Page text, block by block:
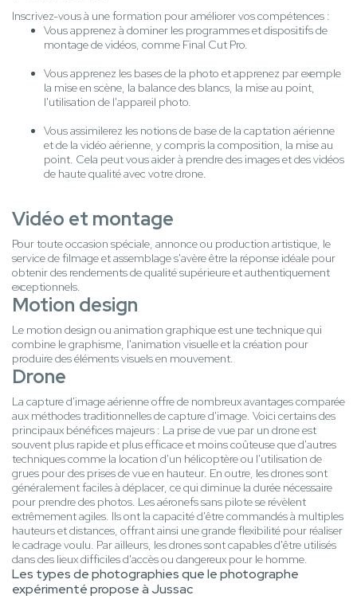
Inscrivez-vous à une formation pour améliorer vos compétences :
Vous apprenez à dominer les programmes et dispositifs de
montage de vidéos, comme Final Cut Pro.
Vous apprenez les bases de la photo et apprenez par exemple
la mise en scène, la balance des blancs, la mise au point,
l'utilisation de l'appareil photo.
Vous assimilerez les notions de base de la captation aérienne
et de la vidéo aérienne, y compris la composition, la mise au
point. Cela peut vous aider à prendre des images et des vidéos
de haute qualité avec votre drone.
Vidéo et montage
Pour toute occasion spéciale, annonce ou production artistique, le
service de filmage et assemblage s'avère être la réponse idéale pour
obtenir des rendements de qualité supérieure et authentiquement
exceptionnels.
Motion design
Le motion design ou animation graphique est une technique qui
combine le graphisme, l'animation visuelle et la création pour
produire des éléments visuels en mouvement.
Drone
La capture d'image aérienne offre de nombreux avantages comparée
aux méthodes traditionnelles de capture d'image. Voici certains des
principaux bénéfices majeurs : La prise de vue par un drone est
souvent plus rapide et plus efficace et moins coûteuse que d'autres
techniques comme la location d'un hélicoptère ou l'utilisation de
grues pour des prises de vue en hauteur. En outre, les drones sont
généralement faciles à déplacer, ce qui diminue la durée nécessaire
pour prendre des photos. Les aéronefs sans pilote se révèlent
extrêmement agiles. Ils ont la capacité d'être commandés à multiples
hauteurs et distances, offrant ainsi une grande flexibilité pour réaliser
le cadrage voulu. Par ailleurs, les drones sont capables d'être utilisés
dans des lieux difficiles d'accès ou dangereux pour le homme.
Les types de photographies que le photographe
expérimenté propose à Jussac